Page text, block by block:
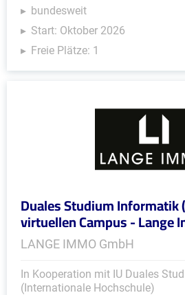
bundesweit
Start: Oktober 2026
Freie Plätze: 1
Duales Studium Informatik
virtuellen Campus - Lange
LANGE IMMO GmbH
In Kooperation mit IU Duales
(Internationale Hochschule)